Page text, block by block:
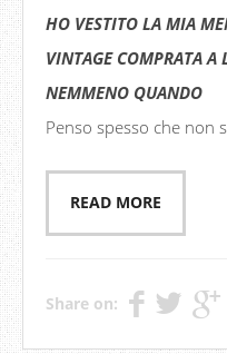
HO VESTITO LA MIA
VINTAGE COMPRATA
NEMMENO QUANDO
Penso spesso che non
READ MORE
Share on: